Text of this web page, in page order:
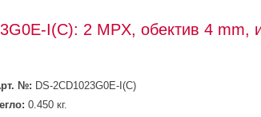
I(C): 2 MPX, обектив 4 mm,
№: DS-2CD1023G0E-I(C)
0.450 кг.